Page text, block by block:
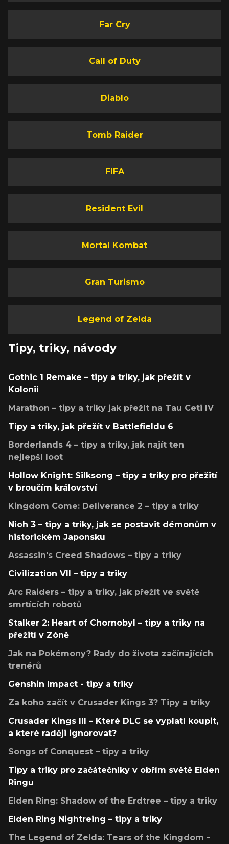
Far Cry
Call of Duty
Diablo
Tomb Raider
FIFA
Resident Evil
Mortal Kombat
Gran Turismo
Legend of Zelda
Tipy, triky, návody
Gothic 1 Remake – tipy a triky, jak přežít v
Kolonii
Marathon – tipy a triky jak přežít na Tau Ceti IV
Tipy a triky, jak přežít v Battlefieldu 6
Borderlands 4 – tipy a triky, jak najít ten
nejlepší loot
Hollow Knight: Silksong – tipy a triky pro přežití
v broučím království
Kingdom Come: Deliverance 2 – tipy a triky
Nioh 3 – tipy a triky, jak se postavit démonům v
historickém Japonsku
Assassin's Creed Shadows – tipy a triky
Civilization VII – tipy a triky
Arc Raiders – tipy a triky, jak přežít ve světě
smrtících robotů
Stalker 2: Heart of Chornobyl – tipy a triky na
přežití v Zóně
Jak na Pokémony? Rady do života začínajících
trenérů
Genshin Impact - tipy a triky
Za koho začít v Crusader Kings 3? Tipy a triky
Crusader Kings III – Které DLC se vyplatí koupit,
a které raději ignorovat?
Songs of Conquest – tipy a triky
Tipy a triky pro začátečníky v obřím světě Elden
Ringu
Elden Ring: Shadow of the Erdtree – tipy a triky
Elden Ring Nightreing – tipy a triky
The Legend of Zelda: Tears of the Kingdom -